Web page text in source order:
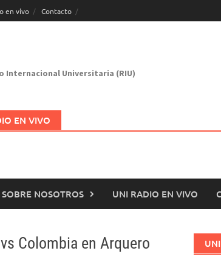
en vivo Contacto
Internacional Universitaria (RIU)
EN VIVO
SOBRE NOSOTROS UNI RADIO EN VIVO
Colombia en Arquero